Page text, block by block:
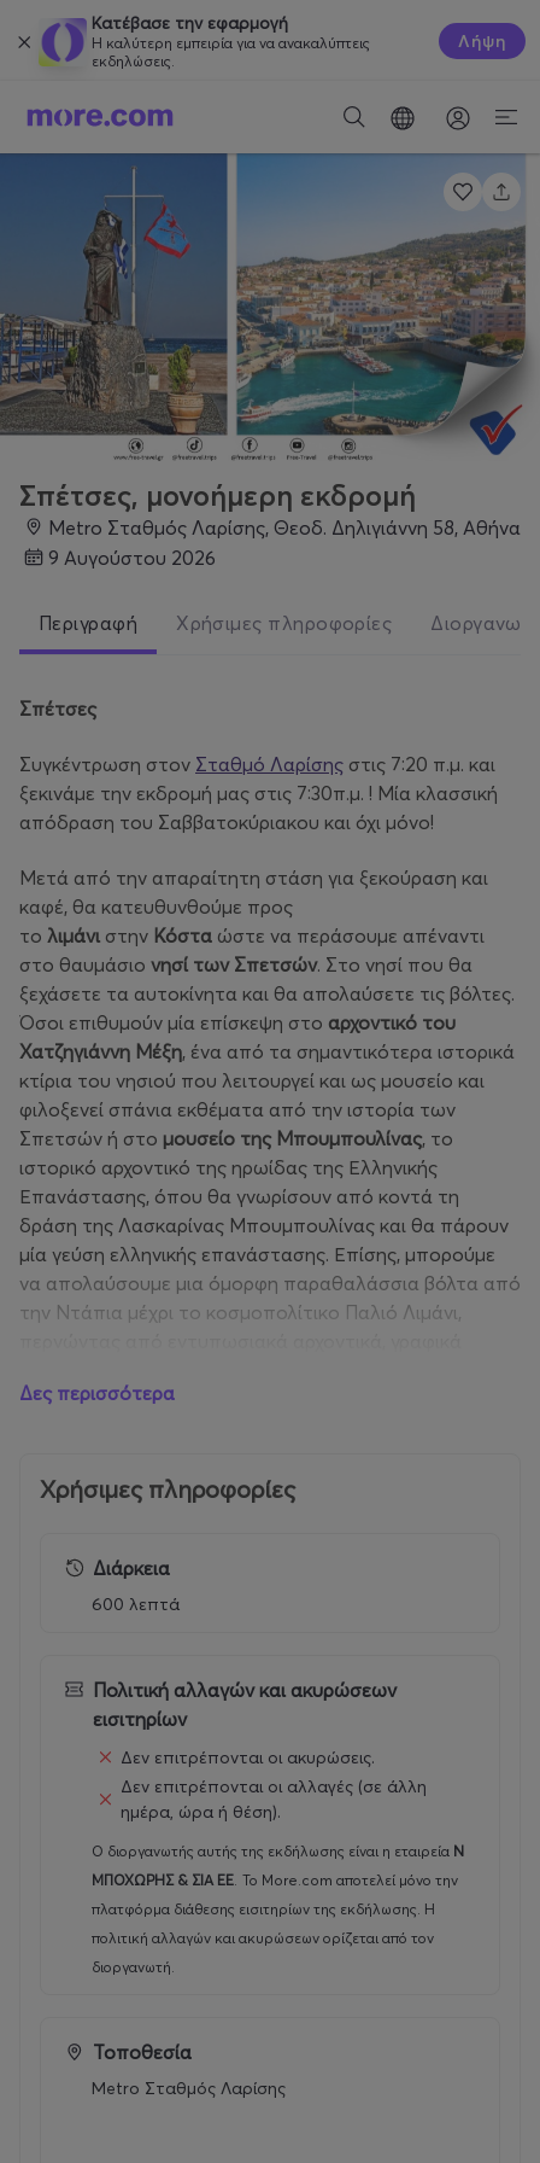
Κατέβασε την εφαρμογή
Η καλύτερη εμπειρία για να ανακαλύπτεις
εκδηλώσεις.
Λήψη
Σπέτσες, μονοήμερη εκδρομή
Metro Σταθμός Λαρίσης, Θεοδ. Δηλιγιάννη 58, Αθήνα
9 Αυγούστου 2026
Περιγραφή Χρήσιμες πληροφορίες
Σπέτσες
Συγκέντρωση στον Σταθμό Λαρίσης στις 7:20 π.μ. και
ξεκινάμε την εκδρομή μας στις 7:30π.μ. ! Μία κλασσική
απόδραση του Σαββατοκύριακου και όχι μόνο!
Μετά από την απαραίτητη στάση για ξεκούραση και
καφέ, θα κατευθυνθούμε προς
το λιμάνι στην Κόστα ώστε να περάσουμε απέναντι
στο θαυμάσιο νησί των Σπετσών. Στο νησί που θα
ξεχάσετε τα αυτοκίνητα και θα απολαύσετε τις βόλτες.
Όσοι επιθυμούν μία επίσκεψη στο αρχοντικό του
Χατζηγιάννη Μέξη, ένα από τα σημαντικότερα ιστορικά
κτίρια του νησιού που λειτουργεί και ως μουσείο και
φιλοξενεί σπάνια εκθέματα από την ιστορία των
Σπετσών ή στο μουσείο της Μπουμπουλίνας, το
ιστορικό αρχοντικό της ηρωίδας της Ελληνικής
Επανάστασης, όπου θα γνωρίσουν από κοντά τη
δράση της Λασκαρίνας Μπουμπουλίνας και θα πάρουν
μία γεύση ελληνικής επανάστασης. Επίσης, μπορούμε
να απολαύσουμε μια όμορφη παραθαλάσσια βόλτα από
την Ντάπια μέχρι το κοσμοπολίτικο Παλιό Λιμάνι,
Φυσικά, όποιος θέλει, θά έχει χρόνο για μια μικρή
και θα δοκιμάσουμε τοπικές γεύσεις, φρέσκο ψάρι
Το απόγευμα, θα συναντηθούμε για να περάσουμε με
το καραβάκι πάλι στην Κόστα και θα ξεκινήσουμε για
Αναλυτικιές πληροφορίες, δείτε
Αναλυτικιές πληροφορίες, δείτεεδώ(19/7/2026)
Αναλυτικές πληροφορίες, δείτε
www.free-travel.com
chance for a leisure break not only for the weekend!
After the necessary stop for rest and coffee, we will
Δες περισσότερα
Χρήσιμες πληροφορίες
Διάρκεια
600 λεπτά
Πολιτική αλλαγών και ακυρώσεων
εισιτηρίων
Δεν επιτρέπονται οι ακυρώσεις.
Δεν επιτρέπονται οι αλλαγές (σε άλλη
ημέρα, ώρα ή θέση).
Ο διοργανωτής αυτής της εκδήλωσης είναι η εταιρεία Ν
ΜΠΟΧΩΡΗΣ & ΣΙΑ ΕΕ. Το More.com αποτελεί μόνο την
πλατφόρμα διάθεσης εισιτηρίων της εκδήλωσης. Η
πολιτική αλλαγών και ακυρώσεων ορίζεται από τον
διοργανωτή.
Τοποθεσία
Metro Σταθμός Λαρίσης